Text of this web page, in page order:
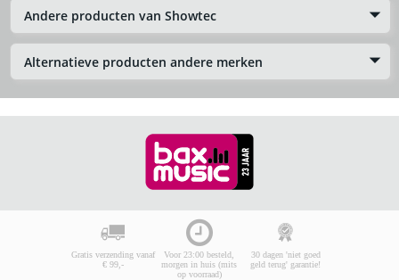
Andere producten van Showtec
Alternatieve producten andere merken
Gratis verzending vanaf
€ 99,-
Voor 23:00 besteld,
morgen in huis (mits
op voorraad)
30 dagen 'niet goed
geld terug' garantie!